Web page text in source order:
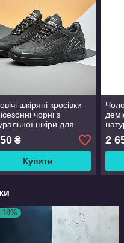
шкіряні кросівки
чорні з
шкіри для
на весну осінь,
39 40 41 42 43 44
₴
Купити
45
2